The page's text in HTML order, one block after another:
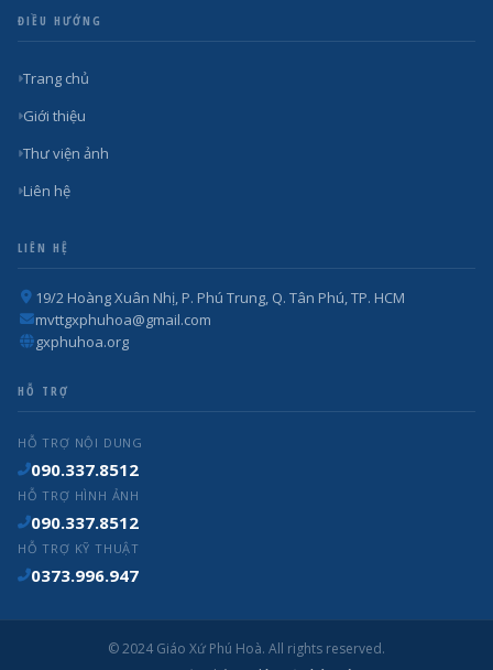
ĐIỀU HƯỚNG
Trang chủ
Giới thiệu
Thư viện ảnh
Liên hệ
LIÊN HỆ
19/2 Hoàng Xuân Nhị, P. Phú Trung, Q. Tân Phú, TP. HCM
mvttgxphuhoa@gmail.com
gxphuhoa.org
HỖ TRỢ
HỖ TRỢ NỘI DUNG
090.337.8512
HỖ TRỢ HÌNH ẢNH
090.337.8512
HỖ TRỢ KỸ THUẬT
0373.996.947
© 2024 Giáo Xứ Phú Hoà. All rights reserved.